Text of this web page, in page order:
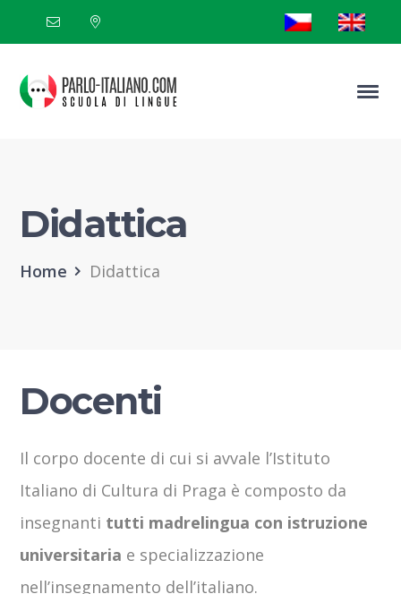
Didattica
Home Didattica
Docenti
Il corpo docente di cui si avvale l’Istituto
Italiano di Cultura di Praga è composto da
insegnanti tutti madrelingua con istruzione
universitaria e specializzazione
nell’insegnamento dell’italiano.